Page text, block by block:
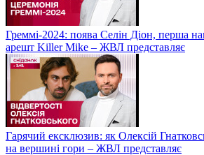
Греммі-2024: поява Селін Діон, перша
арешт Killer Mike – ЖВЛ представляє
Гарячий ексклюзив: як Олексій
на вершині гори – ЖВЛ представляє